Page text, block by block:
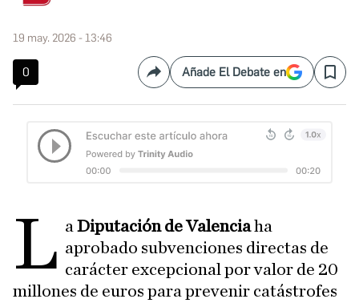
19 may. 2026 - 13:46
0 CompartirAñade El Debate en Save
L aDiputación de Valenciaha
aprobado subvenciones directas de
carácter excepcional por valor de 20
millones de euros para prevenir catástrofes